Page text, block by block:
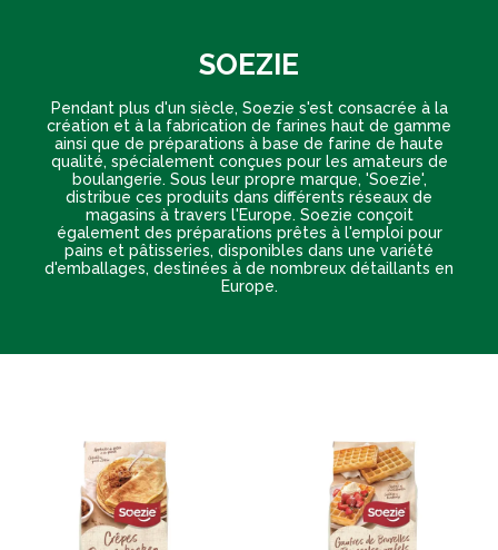
SOEZIE
Pendant plus d'un siècle, Soezie s'est consacrée à la
création et à la fabrication de farines haut de gamme
ainsi que de préparations à base de farine de haute
qualité, spécialement conçues pour les amateurs de
boulangerie. Sous leur propre marque, 'Soezie',
distribue ces produits dans différents réseaux de
magasins à travers l'Europe. Soezie conçoit
également des préparations prêtes à l'emploi pour
pains et pâtisseries, disponibles dans une variété
d'emballages, destinées à de nombreux détaillants en
Europe.